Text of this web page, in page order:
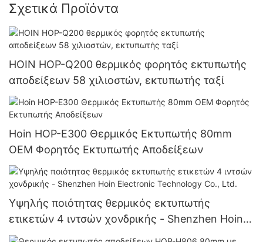
Σχετικά Προϊόντα
HOIN HOP-Q200 θερμικός φορητός εκτυπωτής
αποδείξεων 58 χιλιοστών, εκτυπωτής ταξί
Hoin HOP-E300 Θερμικός Εκτυπωτής 80mm
OEM Φορητός Εκτυπωτής Αποδείξεων
Υψηλής ποιότητας θερμικός εκτυπωτής
ετικετών 4 ιντσών χονδρικής - Shenzhen Hoin
Electronic Technology Co., Ltd.